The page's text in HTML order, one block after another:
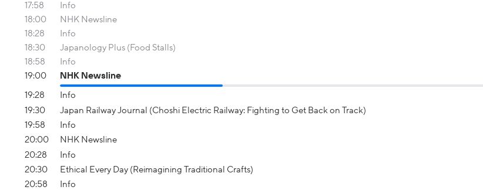
17:58
Info
18:00
NHK Newsline
18:28
Info
18:30
Japanology Plus (Food Stalls)
18:58
Info
19:00
NHK Newsline
19:28
Info
19:30
Japan Railway Journal (Choshi Electric Railway: Fighting to Get Back on Track)
19:58
Info
20:00
NHK Newsline
20:28
Info
20:30
Ethical Every Day (Reimagining Traditional Crafts)
20:58
Info